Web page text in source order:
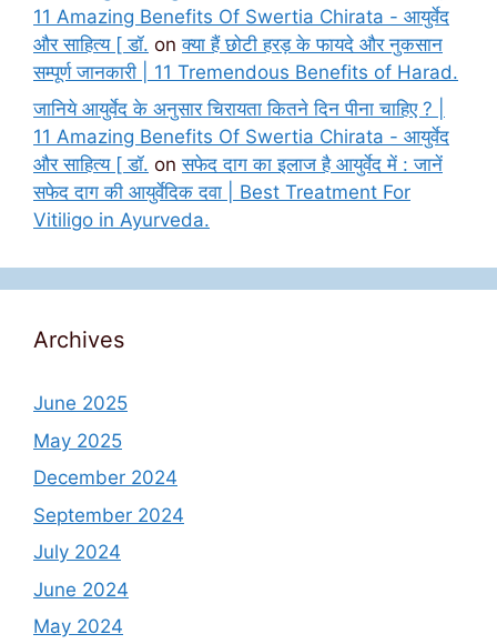
11 Amazing Benefits Of Swertia Chirata - आयुर्वेद
और साहित्य [ डॉ. onक्या हैं छोटी हरड़ के फायदे और नुकसान
सम्पूर्ण जानकारी | 11 Tremendous Benefits of Harad.
जानिये आयुर्वेद के अनुसार चिरायता कितने दिन पीना चाहिए ? |
11 Amazing Benefits Of Swertia Chirata - आयुर्वेद
और साहित्य [ डॉ. onसफेद दाग का इलाज है आयुर्वेद में : जानें
सफेद दाग की आयुर्वेदिक दवा | Best Treatment For
Vitiligo in Ayurveda.
Archives
June 2025
May 2025
December 2024
September 2024
July 2024
June 2024
May 2024